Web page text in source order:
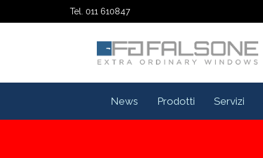
Tel. 011 610847
News Prodotti Servizi